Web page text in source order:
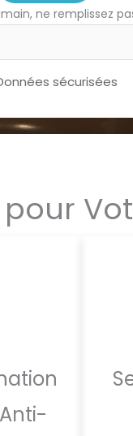
ne remplissez
sécurisées